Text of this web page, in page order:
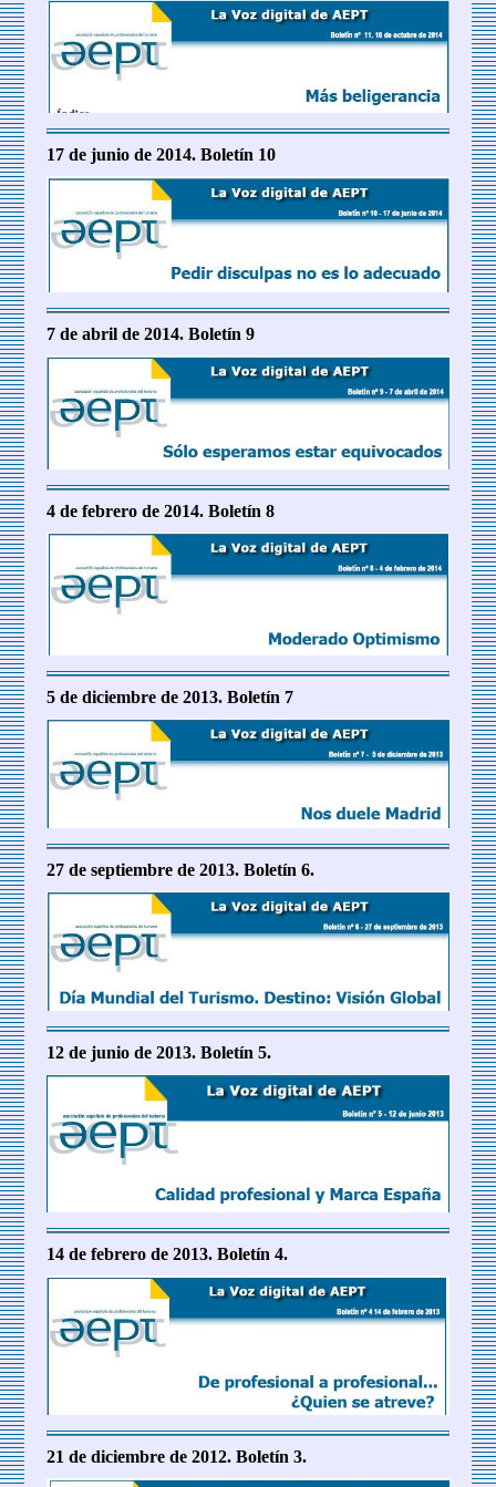
17 de junio de 2014. Boletín 10
7 de abril de 2014. Boletín 9
4 de febrero de 2014. Boletín 8
5 de diciembre de 2013. Boletín 7
27 de septiembre de 2013. Boletín 6.
12 de junio de 2013. Boletín 5.
14 de febrero de 2013. Boletín 4.
21 de diciembre de 2012. Boletín 3.